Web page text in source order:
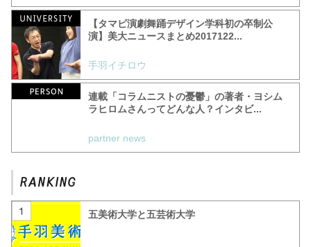
【タマビ演劇舞踊デザイン学科初の卒制公
演】美大ニュースまとめ2017122...
手羽イチロウ
連載「コラムニストの憂鬱」の著者・ヨシム
ラヒロムさんってどんな人？インタビ...
partner news
五美術大学と五芸術大学